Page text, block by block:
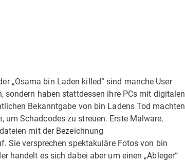
„Osama bin Laden killed“ sind manche User
haben stattdessen ihre PCs mit digitalen
Bekanntgabe von bin Ladens Tod machten
Schadcodes zu streuen. Erste Malware,
mit der Bezeichnung
Sie versprechen spektakuläre Fotos von bin
handelt es sich dabei aber um einen „Ableger“